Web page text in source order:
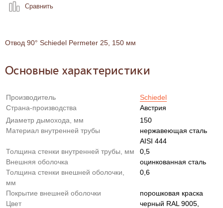
Сравнить
Отвод 90° Schiedel Permeter 25, 150 мм
Основные характеристики
Производитель
Schiedel
Страна-производства
Австрия
Диаметр дымохода, мм
150
Материал внутренней трубы
нержавеющая сталь
AISI 444
Толщина стенки внутренней трубы, мм
0,5
Внешняя оболочка
оцинкованная сталь
Толщина стенки внешней оболочки,
мм
0,6
Покрытие внешней оболочки
порошковая краска
Цвет
черный RAL 9005,